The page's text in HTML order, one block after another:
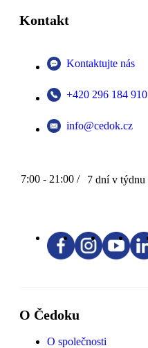
Kontakt
Kontaktujte nás
+420 296 184 910
info@cedok.cz
7:00 - 21:00 / 7 dní v týdnu
O Čedoku
O společnosti